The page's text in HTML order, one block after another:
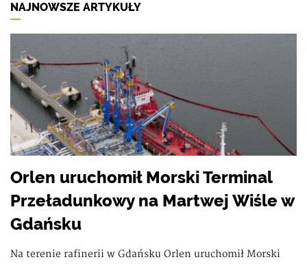
NAJNOWSZE ARTYKUŁY
Orlen uruchomił Morski Terminal
Przeładunkowy na Martwej Wiśle w
Gdańsku
Na terenie rafinerii w Gdańsku Orlen uruchomił Morski